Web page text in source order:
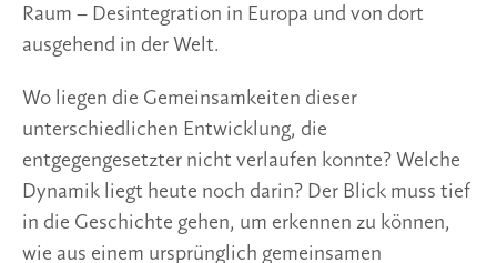
Raum – Desintegration in Europa und von dort
ausgehend in der Welt.
Wo liegen die Gemeinsamkeiten dieser
unterschiedlichen Entwicklung, die
entgegengesetzter nicht verlaufen konnte? Welche
Dynamik liegt heute noch darin? Der Blick muss tief
in die Geschichte gehen, um erkennen zu können,
wie aus einem ursprünglich gemeinsamen